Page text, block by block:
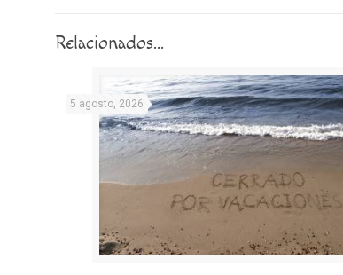
Relacionados...
5 agosto, 2026